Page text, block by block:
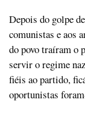
Depois do golpe
comunistas e aos
do povo traíram o
servir o regime
fiéis ao partido,
oportunistas